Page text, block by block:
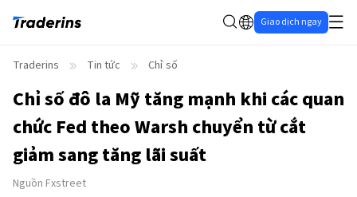
Giao dịch ngay
Traderins Tin tức Chỉ số
Chỉ số đô la Mỹ tăng mạnh khi các quan
chức Fed theo Warsh chuyển từ cắt
giảm sang tăng lãi suất
Nguồn Fxstreet